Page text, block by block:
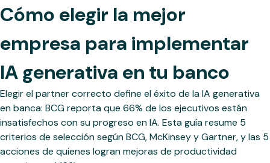
Cómo elegir la mejor
empresa para implementar
IA generativa en tu banco
Elegir el partner correcto define el éxito de la IA generativa
en banca: BCG reporta que 66% de los ejecutivos están
insatisfechos con su progreso en IA. Esta guía resume 5
criterios de selección según BCG, McKinsey y Gartner, y las 5
acciones de quienes logran mejoras de productividad